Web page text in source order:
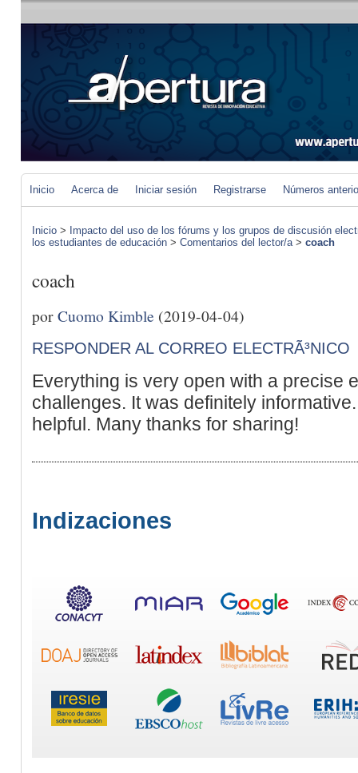
Inicio Acerca de Iniciar sesión Registrarse Números
Inicio > Impacto del uso de los fórums y los grupos de discusión
los estudiantes de educación > Comentarios del lector/a> coach
coach
porCuomo Kimble (2019-04-04)
RESPONDER AL CORREO ELECTRÃ³NICO
Everything is very open with a precise
challenges. It was definitely
helpful. Many thanks for sharing!
Indizaciones